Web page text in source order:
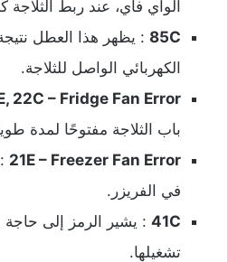
الواي فاي، عند ربط
85C
: يظهر هذا العطل
الكهربائي الواصل للثلاجة.
22C – Fridge Fan Error
باب الثلاجة مفتوحًا لمدة
21E – Freezer Fan Error
في الفريزر.
41C
: يشير الرمز إلى حاجة
تشغيلها.